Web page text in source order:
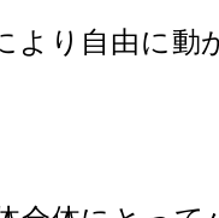
より自由に動